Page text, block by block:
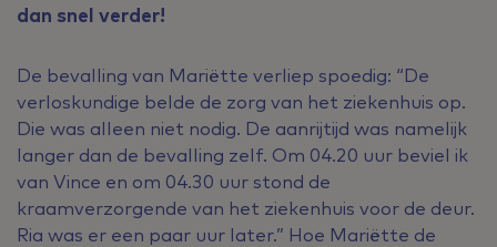
dan snel verder!
De bevalling van Mariëtte verliep spoedig: “De
verloskundige belde de zorg van het ziekenhuis op.
Die was alleen niet nodig. De aanrijtijd was namelijk
langer dan de bevalling zelf. Om 04.20 uur beviel ik
van Vince en om 04.30 uur stond de
kraamverzorgende van het ziekenhuis voor de deur.
Ria was er een paar uur later.” Hoe Mariëtte de